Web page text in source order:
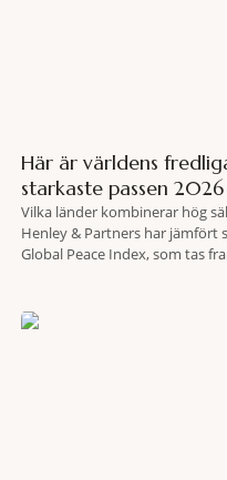
Här är världens
starkaste passen 2026
Vilka länder kombinerar hög
Henley & Partners har jämfört
Global Peace Index, som tas